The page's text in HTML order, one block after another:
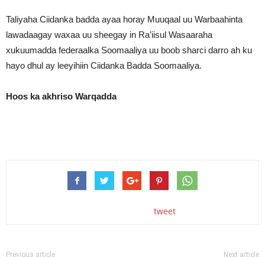
Taliyaha Ciidanka badda ayaa horay Muuqaal uu Warbaahinta
lawadaagay waxaa uu sheegay in Ra’iisul Wasaaraha
xukuumadda federaalka Soomaaliya uu boob sharci darro ah ku
hayo dhul ay leeyihiin Ciidanka Badda Soomaaliya.
Hoos ka akhriso Warqadda
tweet
Previous article Next article